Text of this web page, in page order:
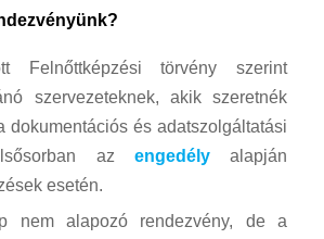
Felnőttképzési törvény szerint
szervezeteknek, akik szeretnék
dokumentációs és adatszolgáltatási
az engedélyalapján
esetén.
nem alapozó rendezvény, de a